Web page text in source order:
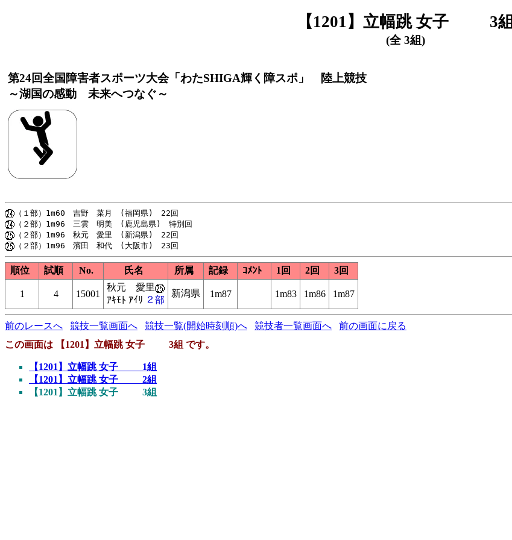
【1201】立幅跳 女子 3組
(全 3組)
第24回全国障害者スポーツ大会「わたSHIGA輝く障スポ」 陸上競技
～湖国の感動 未来へつなぐ～
順位 試順 No. 氏名 所属 記録 ｺﾒﾝﾄ 1回 2回 3回
1 4 15001
秋元 愛里
ｱｷﾓﾄ ｱｲﾘ ２部
新潟県 1m87 1m83 1m86 1m87
前のレースへ 競技一覧画面へ 競技一覧(開始時刻順)へ 競技者一覧画面へ
前の画面に戻る
この画面は 【1201】立幅跳 女子 3組 です。
【1201】立幅跳 女子 1組
【1201】立幅跳 女子 2組
【1201】立幅跳 女子 3組